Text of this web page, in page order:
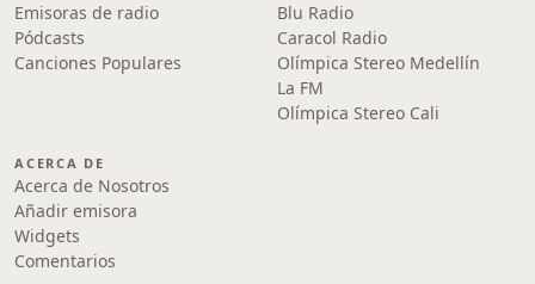
Emisoras de radio
Pódcasts
Canciones Populares
Blu Radio
Caracol Radio
Olímpica Stereo Medellín
La FM
Olímpica Stereo Cali
ACERCA DE
Acerca de Nosotros
Añadir emisora
Widgets
Comentarios